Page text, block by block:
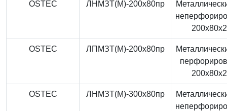
OSTEC ЛНМЗТ(М)-200x80пр
OSTEC ЛПМЗТ(М)-200x80пр
OSTEC ЛНМЗТ(М)-300x80пр